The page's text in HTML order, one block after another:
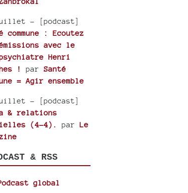
- [podcast]
commune : Ecoutez
avec le
Henri
!
parSanté
= Agir ensemble
- [podcast]
& relations
(4-4).
parLe
& RSS
global